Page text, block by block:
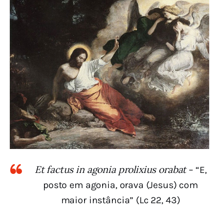
Et factus in agonia prolixius orabat– “E,
posto em agonia, orava (Jesus) com
maior instância” (Lc 22, 43)